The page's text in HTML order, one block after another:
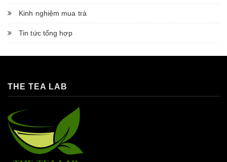
Kinh nghiệm mua trà
Tin tức tổng hợp
THE TEA LAB